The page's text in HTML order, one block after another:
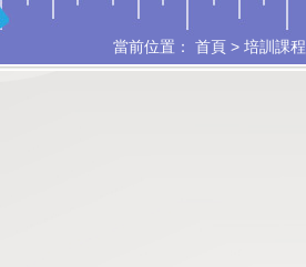
當前位置： 首頁 > 培訓課程